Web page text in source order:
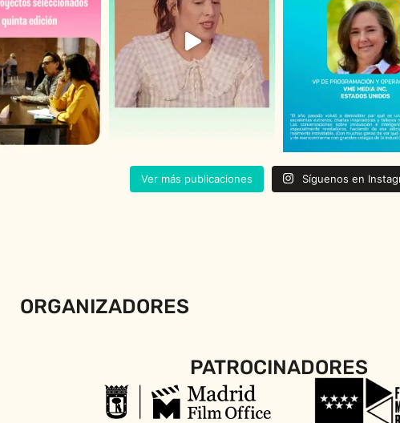
Ver más publicaciones Síguenos en
ORGANIZADORES
PATROCINADORES